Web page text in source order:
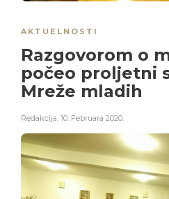
AKTUELNOSTI
Razgovorom o
počeo proljetni
Mreže mladih
Redakcija, 10. Februara 2020.